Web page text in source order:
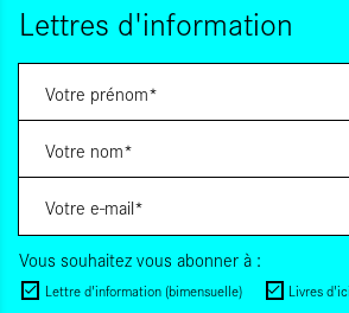
Lettres d'information
Vous souhaitez vous abonner à :
Lettre d'information (bimensuelle) Livres d'ici